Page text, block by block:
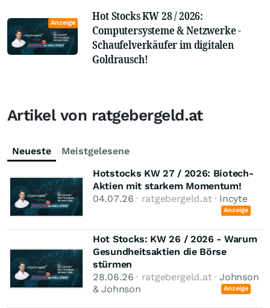
Anzeige
Hot Stocks KW 28 / 2026:
Computersysteme & Netzwerke -
Schaufelverkäufer im digitalen
Goldrausch!
Artikel von ratgebergeld.at
Neueste
Meistgelesene
Hotstocks KW 27 / 2026: Biotech-
Aktien mit starkem Momentum!
04.07.26 · ratgebergeld.at · Incyte
Anzeige
Hot Stocks: KW 26 / 2026 - Warum
Gesundheitsaktien die Börse
stürmen
28.06.26 · ratgebergeld.at ·Johnson
& Johnson
Anzeige